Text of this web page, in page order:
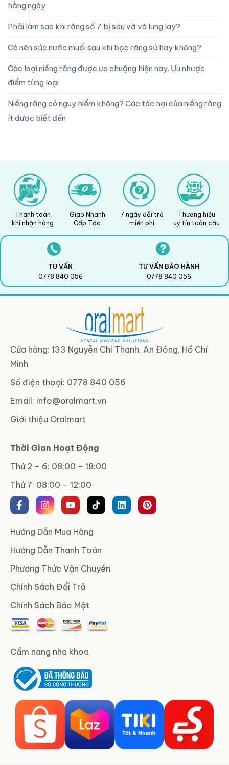
hằng ngày
Phải làm sao khi răng số 7 bị sâu vỡ và lung lay?
Có nên súc nước muối sau khi bọc răng sứ hay không?
Các loại niềng răng được ưa chuộng hiện nay. Ưu nhược
điểm từng loại
Niềng răng có nguy hiểm không? Các tác hại của niềng răng
ít được biết đến
Thanh toán
khi nhận hàng
Giao Nhanh
Cấp Tốc
7 ngày đổi trả
miễn phí
Thương hiệu
uy tín toàn cầu
TƯ VẤN
0778 840 056
TƯ VẤN BẢO HÀNH
0778 840 056
Cửa hàng: 133 Nguyễn Chí Thanh, An Đông, Hồ Chí
Minh
Số điện thoại: 0778 840 056
Email: info@oralmart.vn
Giới thiệu Oralmart
Thời Gian Hoạt Động
Thứ 2 – 6: 08:00 – 18:00
Thứ 7: 08:00 – 12:00
Hướng Dẫn Mua Hàng
Hướng Dẫn Thanh Toán
Phương Thức Vận Chuyển
Chính Sách Đổi Trả
Chính Sách Bảo Mật
Cẩm nang nha khoa